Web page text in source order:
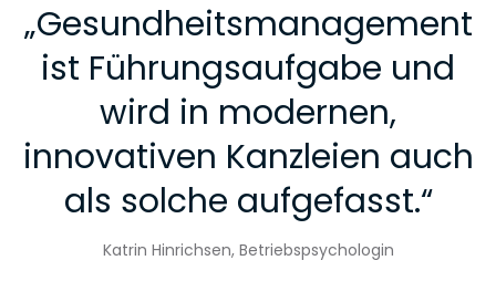
„Gesundheitsmanagement
ist Führungsaufgabe und
wird in modernen,
innovativen Kanzleien auch
als solche aufgefasst.“
Katrin Hinrichsen, Betriebspsychologin